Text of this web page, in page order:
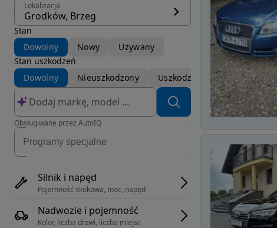
Lokalizacja
Grodków, Brzeg
Stan
Dowolny
Nowy
Używany
Stan uszkodzeń
Dowolny
Nieuszkodzony Uszkodzony
Obsługiwane przez AutoIQ
Silnik i napęd
Pojemność skokowa, moc, napęd
Nadwozie i pojemność
Kolor, liczba drzwi, liczba miejsc